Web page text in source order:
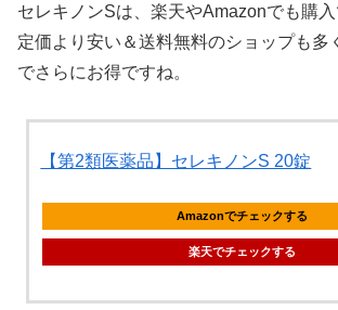
セレキノンSは、楽天やAmazonでも購入
定価より安い＆送料無料のショップも多
でさらにお得ですね。
【第2類医薬品】セレキノンS 20錠
Amazonでチェックする
楽天でチェックする